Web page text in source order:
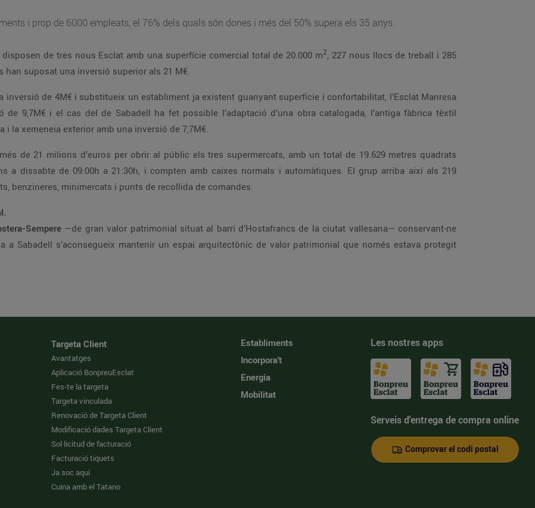
i prop de 6000 empleats, el 76% dels quals són dones i més del 50% supera els 35 anys.
disposen de tres nous Esclat amb una superfície comercial total de 20.000 m2, 227 nous llocs de treball i 285
suposat una inversió superior als 21 M€.
inversió de 4M€ i substitueix un establiment ja existent guanyant superfície i confortabilitat, l’Esclat Manresa
9,7M€ i el cas del de Sabadell ha fet possible l’adaptació d’una obra catalogada, l’antiga fàbrica tèxtil
i la xemeneia exterior amb una inversió de 7,7M€.
de 21 milions d’euros per obrir al públic els tres supermercats, amb un total de 19.629 metres quadrats
a dissabte de 09:00h a 21:30h, i compten amb caixes normals i automàtiques. El grup arriba així als 219
benzineres, minimercats i punts de recollida de comandes.
Sempere —de gran valor patrimonial situat al barri d’Hostafrancs de la ciutat vallesana— conservant-ne
a Sabadell s’aconsegueix mantenir un espai arquitectònic de valor patrimonial que només estava protegit
Targeta Client
Avantatges
Aplicació BonpreuEsclat
Fes-te la targeta
Targeta vinculada
Renovació de Targeta Client
Modificació dades Targeta Client
Sol·licitud de facturació
Facturació tiquets
Ja soc aquí
Cuina amb el Tatano
Establiments
Incorpora't
Energia
Mobilitat
Les nostres apps
Serveis d'entrega de compra online
Comprovar el codi postal